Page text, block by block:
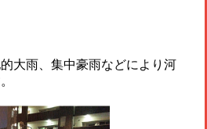
大雨、集中豪雨などにより河